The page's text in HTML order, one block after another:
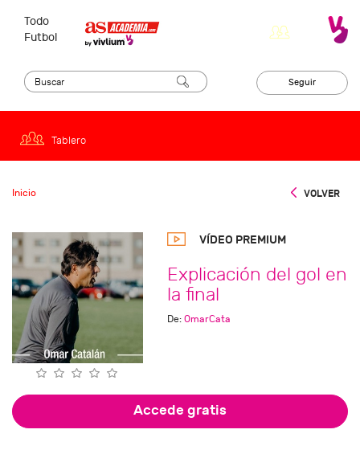
Todo
Futbol
Seguir
Tablero
Inicio VOLVER
VÍDEO PREMIUM
Explicación del gol en
la final
De: OmarCata
Accede gratis